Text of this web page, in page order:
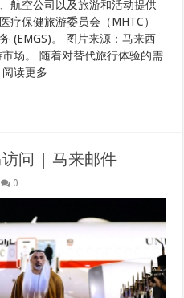
0
阿布扎比执行委员会主席谢
阿勒纳哈扬今晚抵达这里，开始